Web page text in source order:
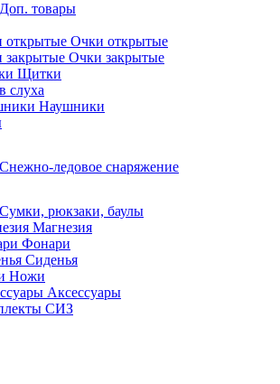
Доп. товары
Очки открытые
Очки закрытые
Щитки
слуха
Наушники
Снежно-ледовое снаряжение
Сумки, рюкзаки, баулы
Магнезия
Фонари
Сиденья
Ножи
Аксессуары
СИЗ